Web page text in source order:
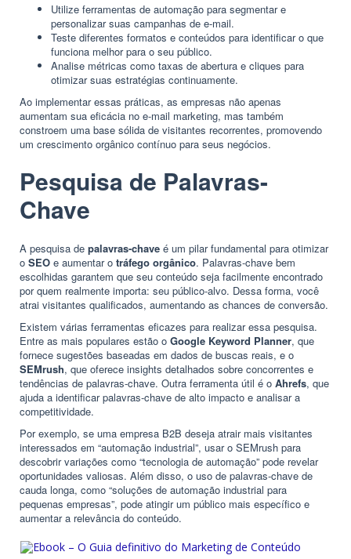
Utilize ferramentas de automação para segmentar e
personalizar suas campanhas de e-mail.
Teste diferentes formatos e conteúdos para identificar o que
funciona melhor para o seu público.
Analise métricas como taxas de abertura e cliques para
otimizar suas estratégias continuamente.
Ao implementar essas práticas, as empresas não apenas
aumentam sua eficácia no e-mail marketing, mas também
constroem uma base sólida de visitantes recorrentes, promovendo
um crescimento orgânico contínuo para seus negócios.
Pesquisa de Palavras-
Chave
A pesquisa de palavras-chave é um pilar fundamental para otimizar
o SEO e aumentar o tráfego orgânico. Palavras-chave bem
escolhidas garantem que seu conteúdo seja facilmente encontrado
por quem realmente importa: seu público-alvo. Dessa forma, você
atrai visitantes qualificados, aumentando as chances de conversão.
Existem várias ferramentas eficazes para realizar essa pesquisa.
Entre as mais populares estão o Google Keyword Planner, que
fornece sugestões baseadas em dados de buscas reais, e o
SEMrush, que oferece insights detalhados sobre concorrentes e
tendências de palavras-chave. Outra ferramenta útil é o Ahrefs, que
ajuda a identificar palavras-chave de alto impacto e analisar a
competitividade.
Por exemplo, se uma empresa B2B deseja atrair mais visitantes
interessados em “automação industrial”, usar o SEMrush para
descobrir variações como “tecnologia de automação” pode revelar
oportunidades valiosas. Além disso, o uso de palavras-chave de
cauda longa, como “soluções de automação industrial para
pequenas empresas”, pode atingir um público mais específico e
aumentar a relevância do conteúdo.